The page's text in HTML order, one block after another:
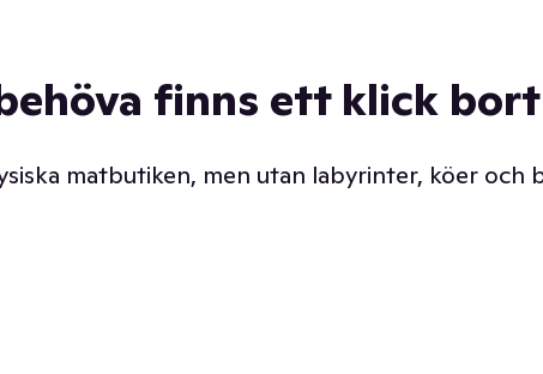
finns ett klick bort
matbutiken, men utan labyrinter, köer och